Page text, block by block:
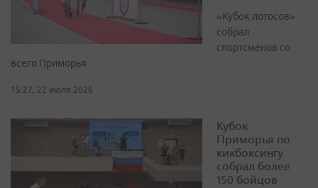
«Кубок лотосов»
собрал
спортсменов со
всего Приморья
15:27, 22 июля 2026
Кубок
Приморья по
кикбоксингу
собрал более
150 бойцов